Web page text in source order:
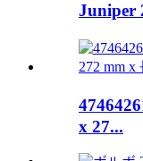
Juniper
x 27...